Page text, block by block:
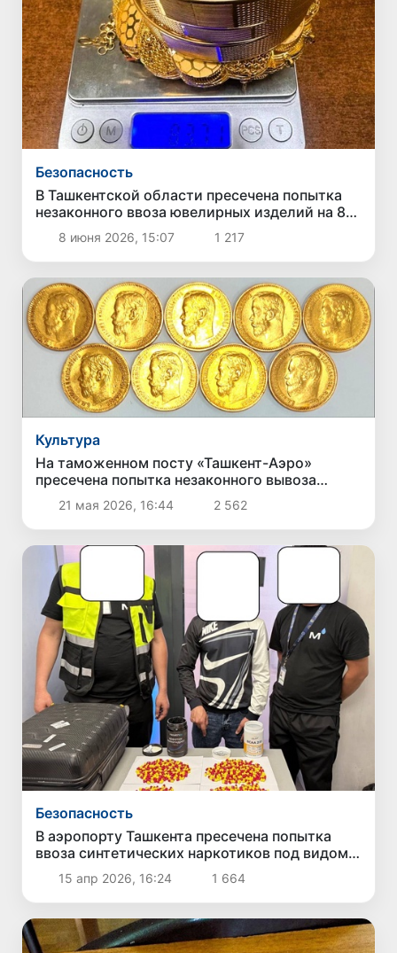
Безопасность
В Ташкентской области пресечена попытка
незаконного ввоза ювелирных изделий на 85
млн сумов
8 июня 2026, 15:07 1 217
Культура
На таможенном посту «Ташкент-Аэро»
пресечена попытка незаконного вывоза
культурных ценностей
21 мая 2026, 16:44 2 562
Безопасность
В аэропорту Ташкента пресечена попытка
ввоза синтетических наркотиков под видом
спортивных добавок
15 апр 2026, 16:24 1 664